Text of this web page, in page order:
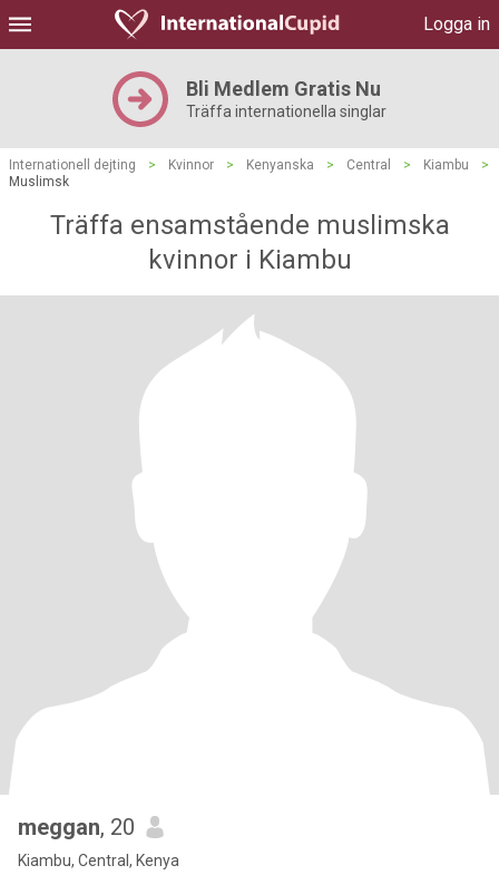
Logga in
Bli Medlem Gratis Nu
Träffa internationella singlar
Internationell dejting > Kvinnor > Kenyanska > Central > Kiambu
>
Muslimsk
Träffa ensamstående muslimska
kvinnor i Kiambu
meggan, 20
Kiambu, Central, Kenya